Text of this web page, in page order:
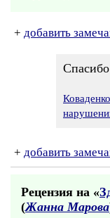
+ добавить
Коваденко
+ добавить
Рецензия на «
(Жанна Марова